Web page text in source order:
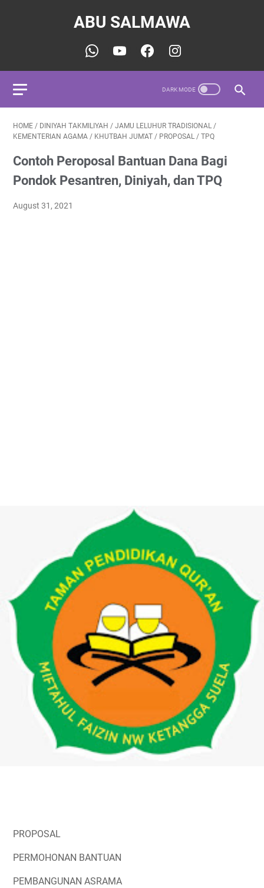
ABU SALMAWA
HOME / DINIYAH TAKMILIYAH / JAMU LELUHUR TRADISIONAL /
KEMENTERIAN AGAMA / KHUTBAH JUM'AT / PROPOSAL / TPQ
Contoh Peroposal Bantuan Dana Bagi
Pondok Pesantren, Diniyah, dan TPQ
August 31, 2021
PROPOSAL
PERMOHONAN BANTUAN
PEMBANGUNAN ASRAMA